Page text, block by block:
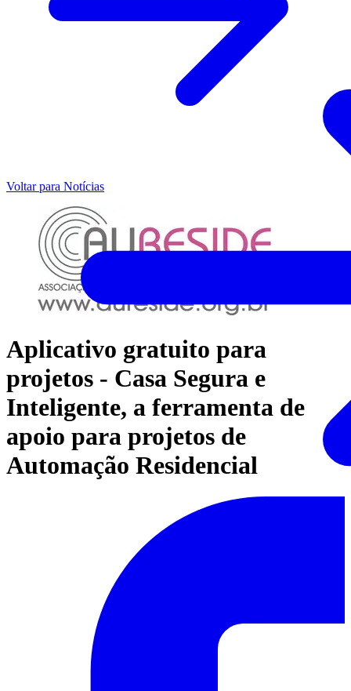
Voltar para Notícias
Aplicativo gratuito para
projetos - Casa Segura e
Inteligente, a ferramenta de
apoio para projetos de
Automação Residencial